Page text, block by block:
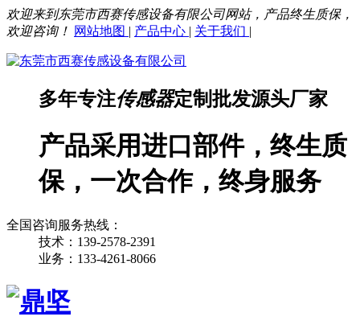
欢迎来到东莞市西赛传感设备有限公司网站，产品终生质保，
欢迎咨询！ 网站地图 | 产品中心 | 关于我们 |
多年专注传感器定制批发源头厂家
产品采用进口部件，终生质
保，一次合作，终身服务
全国咨询服务热线：
技术：139-2578-2391
业务：133-4261-8066